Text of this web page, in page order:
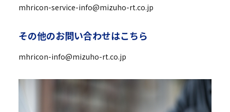
mhricon-service-info@mizuho-rt.co.jp
その他のお問い合わせはこちら
mhricon-info@mizuho-rt.co.jp